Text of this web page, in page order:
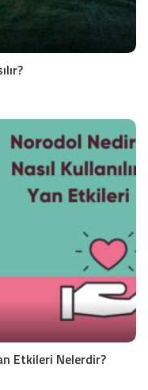
Etkileri Nelerdir?